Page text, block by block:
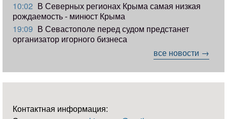
10:02 В Северных регионах Крыма самая низкая
рождаемость - минюст Крыма
19:09 В Севастополе перед судом предстанет
организатор игорного бизнеса
все новости →
Контактная информация: